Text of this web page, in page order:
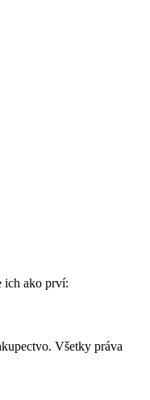
ich ako prví:
Všetky práva